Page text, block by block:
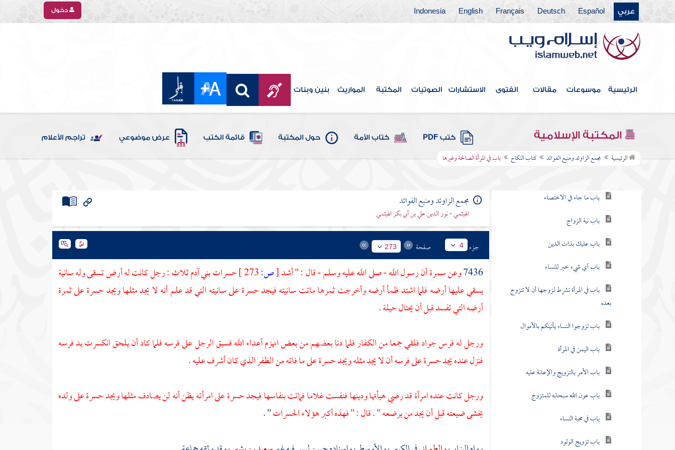
عربي Español
Deutsch
Français
English
Indonesia دخول
الرئيسية موسوعات مقالات الفتوى الاستشارات الصوتيات المكتبة المواريث بنين وبنات
المكتبة الإسلامية كتب PDF كتاب الأمة حول المكتبة قائمة الكتب عرض موضوعي تراجم الأعلام
الرئيسية مجمع الزاوئد ومنبع الفوائد كتاب النكاح باب في المرأة الصالحة وغيرها
كتاب البيوع
كتاب الأيمان والنذور
كتاب الأحكام
كتاب الوصايا
كتاب الفرائض
كتاب العتق
كتاب النكاح
باب ما جاء في الاختصاء
باب نية الزواج
باب عليك بذات الدين
باب أي شيء خير للنساء
باب في المرأة تشرط لزوجها أن لا تتزوج
بعده
باب تزوجوا النساء يأتينكم بالأموال
باب اليمن في المرأة
باب الأمر بالتزويج والإعانة عليه
باب عون الله سبحانه للمتزوج
باب في محبة النساء
باب تزويج الولود
مجمع الزاوئد ومنبع الفوائد
الهيثمي - نور الدين علي بن أبي بكر الهيثمي
جزء 4 صفحة 273
7436وعنسمرةأن رسول الله - صلى الله عليه وسلم - قال : " أشد[ص:
حسرات بني آدم ثلاث : رجل كانت له أرض تسقى وله سانية
يسقي عليها أرضه فلما اشتد ظمأ أرضه وأخرجت ثمرها ماتت سانيته فيجد حسرة على سانيته التي قد علم أنه لا يجد مثلها ويجد حسرة على ثمرة
أرضه التي تفسد قبل أن يحتال حيلة .
ورجل له فرس جواد فلقي جمعا من الكفار فلما دنا بعضهم من بعض انهزم أعداء الله فسبق الرجل على فرسه فلما كاد أن يلحق انكسرت يد فرسه
فنزل عنده يجد حسرة على فرسه أن لا يجد مثله ويجد حسرة على ما فاته من الظفر الذي كان أشرف عليه .
ورجل كانت عنده امرأة قد رضي هيأتها ودينها فنفست غلاما فماتت بنفاسها فيجد حسرة على امرأته يظن أنه لن يصادف مثلها ويجد حسرة على ولده
يخشى ضيعته قبل أن يجد من يرضعه " . قال : " فهذه أكبر هؤلاء الحسرات" .